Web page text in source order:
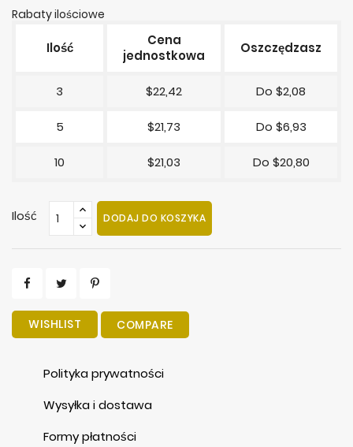
Rabaty ilościowe
Ilość
Cena
jednostkowa
Oszczędzasz
3 $22,42 Do $2,08
5 $21,73 Do $6,93
10 $21,03 Do $20,80
Ilość DODAJ DO KOSZYKA
WISHLIST COMPARE
Polityka prywatności
Wysyłka i dostawa
Formy płatności